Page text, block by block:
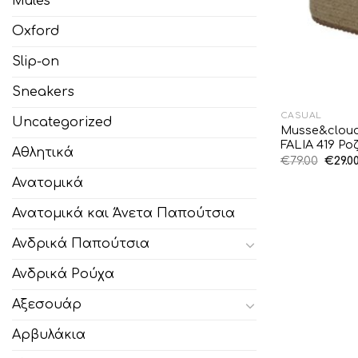
Oxford
Slip-on
Sneakers
Uncategorized
Αθλητικά
Ανατομικά
Ανατομικά και Άνετα Παπούτσια
Ανδρικά Παπούτσια
Ανδρικά Ρούχα
Αξεσουάρ
Αρβυλάκια
CASUAL
FALIA 419
€79.00 €29.00